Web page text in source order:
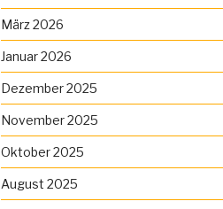
März 2026
Januar 2026
Dezember 2025
November 2025
Oktober 2025
August 2025